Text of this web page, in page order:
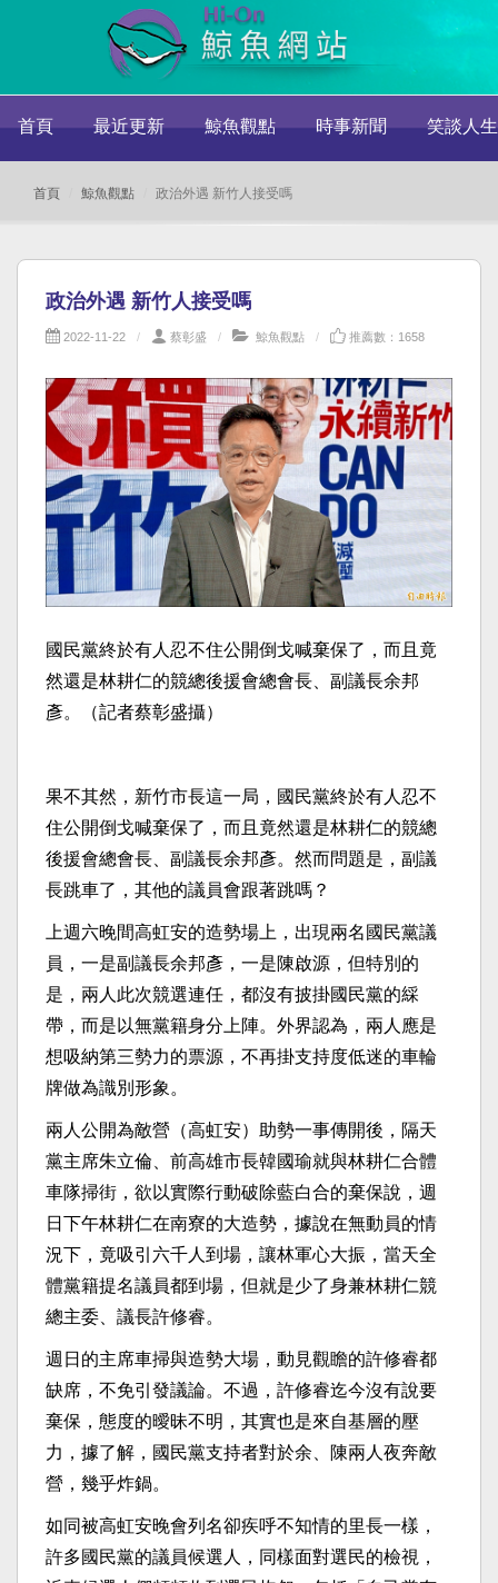
首頁 最近更新 鯨魚觀點 時事新聞 笑談人生
首頁 鯨魚觀點 政治外遇 新竹人接受嗎
政治外遇 新竹人接受嗎
2022-11-22 蔡彰盛 鯨魚觀點 推薦數：1658
國民黨終於有人忍不住公開倒戈喊棄保了，而且竟
然還是林耕仁的競總後援會總會長、副議長余邦
彥。（記者蔡彰盛攝）
果不其然，新竹市長這一局，國民黨終於有人忍不
住公開倒戈喊棄保了，而且竟然還是林耕仁的競總
後援會總會長、副議長余邦彥。然而問題是，副議
長跳車了，其他的議員會跟著跳嗎？
上週六晚間高虹安的造勢場上，出現兩名國民黨議
員，一是副議長余邦彥，一是陳啟源，但特別的
是，兩人此次競選連任，都沒有披掛國民黨的綵
帶，而是以無黨籍身分上陣。外界認為，兩人應是
想吸納第三勢力的票源，不再掛支持度低迷的車輪
牌做為識別形象。
兩人公開為敵營（高虹安）助勢一事傳開後，隔天
黨主席朱立倫、前高雄市長韓國瑜就與林耕仁合體
車隊掃街，欲以實際行動破除藍白合的棄保說，週
日下午林耕仁在南寮的大造勢，據說在無動員的情
況下，竟吸引六千人到場，讓林軍心大振，當天全
體黨籍提名議員都到場，但就是少了身兼林耕仁競
總主委、議長許修睿。
週日的主席車掃與造勢大場，動見觀瞻的許修睿都
缺席，不免引發議論。不過，許修睿迄今沒有說要
棄保，態度的曖昧不明，其實也是來自基層的壓
力，據了解，國民黨支持者對於余、陳兩人夜奔敵
營，幾乎炸鍋。
如同被高虹安晚會列名卻疾呼不知情的里長一樣，
許多國民黨的議員候選人，同樣面對選民的檢視，